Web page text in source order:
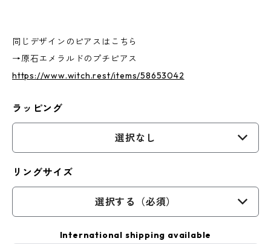
同じデザインのピアスはこちら
→原石エメラルドのプチピアス
https://www.witch.rest/items/58653042
ラッピング
選択なし
リングサイズ
選択する（必須）
International shipping available